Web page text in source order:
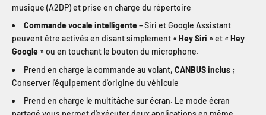
musique (A2DP) et prise en charge du répertoire
Commande vocale intelligente – Siri et Google Assistant
peuvent être activés en disant simplement « Hey Siri » et « Hey
Google » ou en touchant le bouton du microphone.
Prend en charge la commande au volant, CANBUS inclus ;
Conserver l'équipement d'origine du véhicule
Prend en charge le multitâche sur écran. Le mode écran